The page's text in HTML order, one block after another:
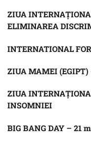
ZIUA
ELIMINAREA
INTERNATIONAL
ZIUA MAMEI
ZIUA
INSOMNIEI
BIG BANG DAY – 21